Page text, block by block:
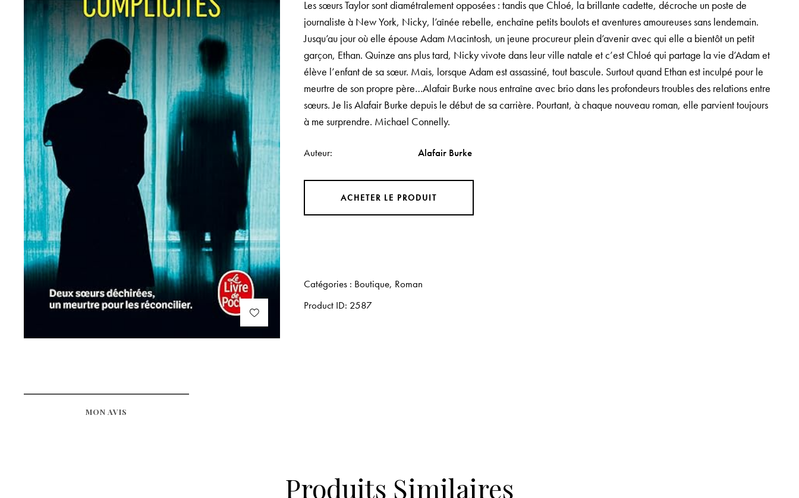
Les sœurs Taylor sont diamétralement opposées : tandis que Chloé, la brillante cadette, décroche un poste de
journaliste à New York, Nicky, l’aînée rebelle, enchaîne petits boulots et aventures amoureuses sans lendemain.
Jusqu’au jour où elle épouse Adam Macintosh, un jeune procureur plein d’avenir avec qui elle a bientôt un petit
garçon, Ethan. Quinze ans plus tard, Nicky vivote dans leur ville natale et c’est Chloé qui partage la vie d’Adam et
élève l’enfant de sa sœur. Mais, lorsque Adam est assassiné, tout bascule. Surtout quand Ethan est inculpé pour le
meurtre de son propre père…Alafair Burke nous entraîne avec brio dans les profondeurs troubles des relations entre
sœurs. Je lis Alafair Burke depuis le début de sa carrière. Pourtant, à chaque nouveau roman, elle parvient toujours
à me surprendre. Michael Connelly.
Auteur Alafair Burke
ACHETER LE PRODUIT
Catégories : Boutique, Roman
Product ID: 2587
MON AVIS
Produits Similaires